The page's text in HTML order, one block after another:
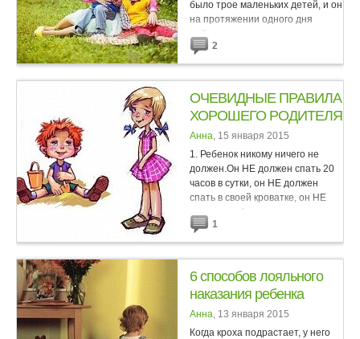
было трое маленьких детей, и он
на протяжении одного дня
наблюдал и записывал все, что
мать делала для детей.И вот, что
получилось:«В...
2
ОЧЕВИДНЫЕ ПРАВИЛА
ХОРОШЕГО РОДИТЕЛЯ
Анна, 15 января 2015
1. Ребенок никому ничего не
должен.Он НЕ должен спать 20
часов в сутки, он НЕ должен
спать в своей кроватке, он НЕ
должен любить плавать с
рождения, он НЕ должен спать
днем по 2 часа без вас, он НЕ...
1
6 способов лояльного
наказания ребенка
Анна, 13 января 2015
Когда кроха подрастает, у него